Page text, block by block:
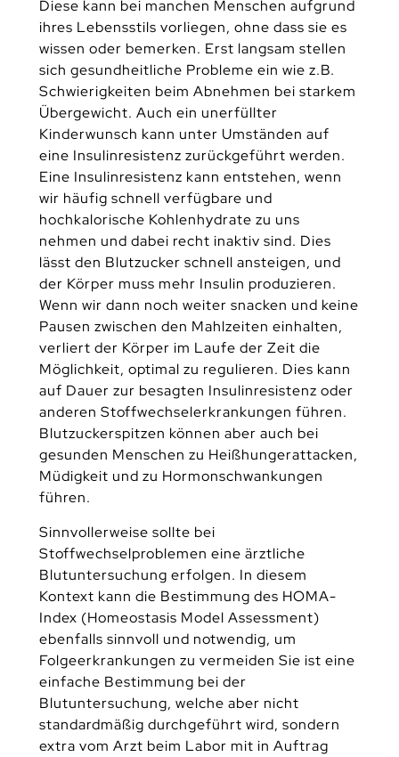
Diese kann bei manchen Menschen aufgrund
ihres Lebensstils vorliegen, ohne dass sie es
wissen oder bemerken. Erst langsam stellen
sich gesundheitliche Probleme ein wie z.B.
Schwierigkeiten beim Abnehmen bei starkem
Übergewicht. Auch ein unerfüllter
Kinderwunsch kann unter Umständen auf
eine Insulinresistenz zurückgeführt werden.
Eine Insulinresistenz kann entstehen, wenn
wir häufig schnell verfügbare und
hochkalorische Kohlenhydrate zu uns
nehmen und dabei recht inaktiv sind. Dies
lässt den Blutzucker schnell ansteigen, und
der Körper muss mehr Insulin produzieren.
Wenn wir dann noch weiter snacken und keine
Pausen zwischen den Mahlzeiten einhalten,
verliert der Körper im Laufe der Zeit die
Möglichkeit, optimal zu regulieren. Dies kann
auf Dauer zur besagten Insulinresistenz oder
anderen Stoffwechselerkrankungen führen.
Blutzuckerspitzen können aber auch bei
gesunden Menschen zu Heißhungerattacken,
Müdigkeit und zu Hormonschwankungen
führen.
Sinnvollerweise sollte bei
Stoffwechselproblemen eine ärztliche
Blutuntersuchung erfolgen. In diesem
Kontext kann die Bestimmung des HOMA-
Index (Homeostasis Model Assessment)
ebenfalls sinnvoll und notwendig, um
Folgeerkrankungen zu vermeiden Sie ist eine
einfache Bestimmung bei der
Blutuntersuchung, welche aber nicht
standardmäßig durchgeführt wird, sondern
extra vom Arzt beim Labor mit in Auftrag